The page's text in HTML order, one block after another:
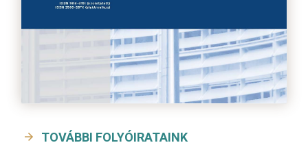
TOVÁBBI FOLYÓIRATAINK